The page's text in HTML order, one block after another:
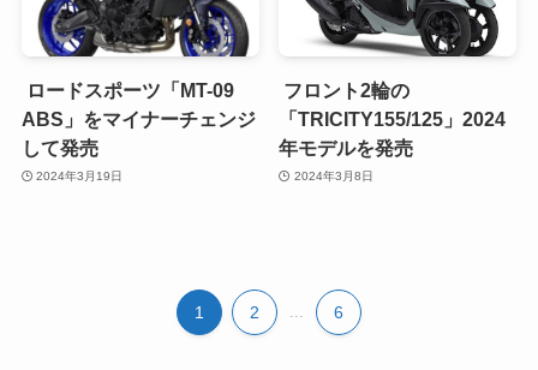
ロードスポーツ「MT-09
ABS」をマイナーチェンジ
して発売
2024年3月19日
フロント2輪の
「TRICITY155/125」2024
年モデルを発売
2024年3月8日
1 2 6